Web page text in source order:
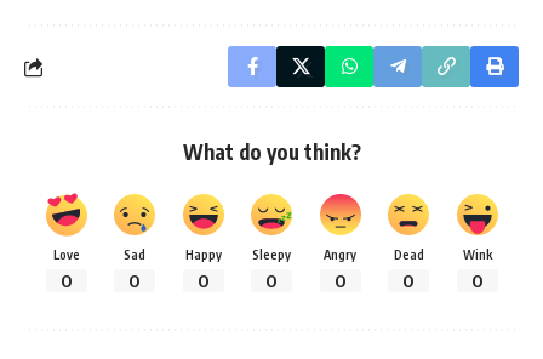
What do you think?
Love
0
Sad
0
Happy
0
Sleepy
0
Angry
0
Dead
0
Wink
0